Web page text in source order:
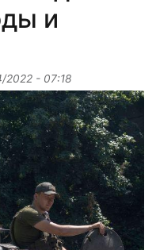
и
2022 - 07:18